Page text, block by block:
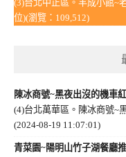
(3)台北中正區。羊成小館~
位)(瀏覽：109,512)
陳冰商號~黑夜出沒的機車
(4)台北萬華區。陳冰商號~
(2024-08-19 11:07:01)
青菜園~陽明山竹子湖餐廳